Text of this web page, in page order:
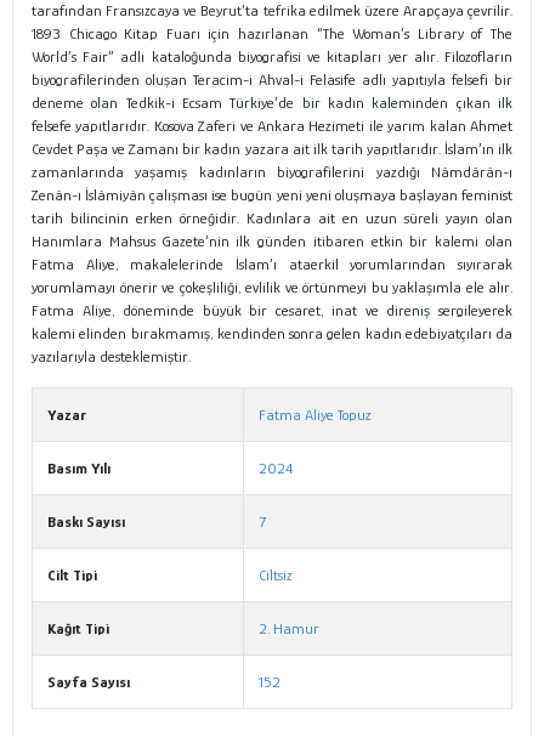
tarafından Fransızcaya ve Beyrut’ta tefrika edilmek üzere Arapçaya çevrilir.
1893 Chicago Kitap Fuarı için hazırlanan “The Woman’s Library of The
World’s Fair” adlı kataloğunda biyografisi ve kitapları yer alır. Filozofların
biyografilerinden oluşan Teracim-i Ahval-i Felasife adlı yapıtıyla felsefi bir
deneme olan Tedkik-i Ecsam Türkiye’de bir kadın kaleminden çıkan ilk
felsefe yapıtlarıdır. Kosova Zaferi ve Ankara Hezimeti ile yarım kalan Ahmet
Cevdet Paşa ve Zamanı bir kadın yazara ait ilk tarih yapıtlarıdır. İslam’ın ilk
zamanlarında yaşamış kadınların biyografilerini yazdığı Nâmdârân-ı
Zenân-ı İslâmiyân çalışması ise bugün yeni yeni oluşmaya başlayan feminist
tarih bilincinin erken örneğidir. Kadınlara ait en uzun süreli yayın olan
Hanımlara Mahsus Gazete’nin ilk günden itibaren etkin bir kalemi olan
Fatma Aliye, makalelerinde İslam’ı ataerkil yorumlarından sıyırarak
yorumlamayı önerir ve çokeşliliği, evlilik ve örtünmeyi bu yaklaşımla ele alır.
Fatma Aliye, döneminde büyük bir cesaret, inat ve direniş sergileyerek
kalemi elinden bırakmamış, kendinden sonra gelen kadın edebiyatçıları da
yazılarıyla desteklemiştir.
Yazar Fatma Aliye Topuz
Basım Yılı 2024
Baskı Sayısı 7
Cilt Tipi Ciltsiz
Kağıt Tipi 2. Hamur
Sayfa Sayısı 152